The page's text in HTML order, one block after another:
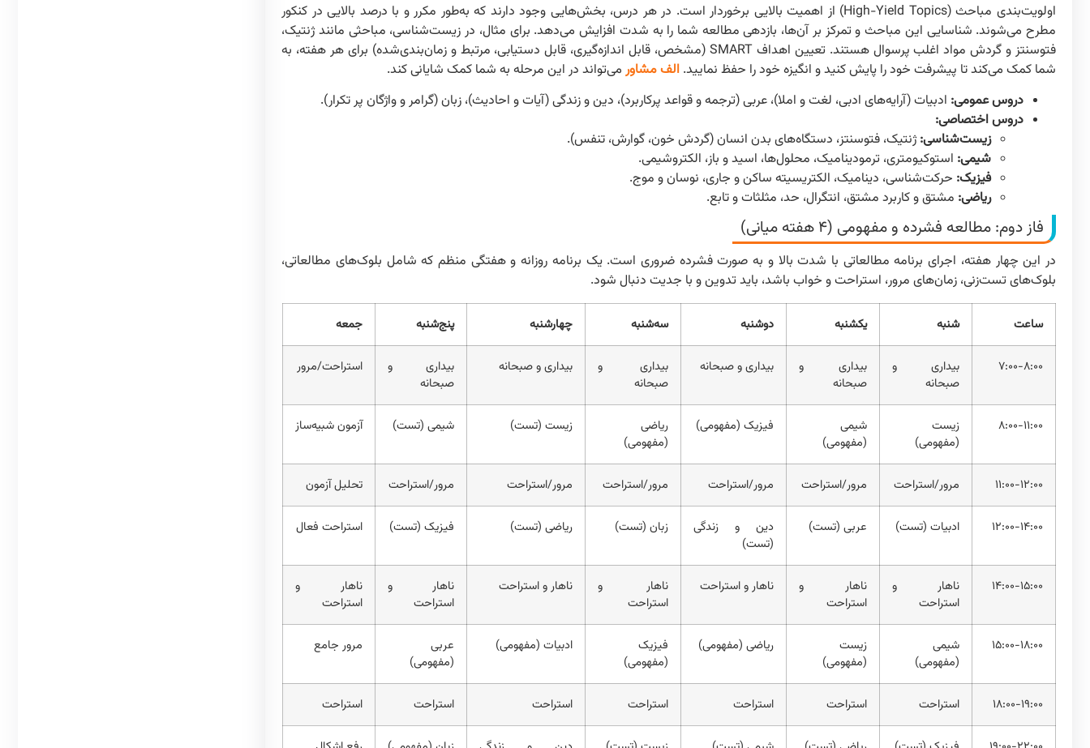
اولویت‌بندی مباحث (High-Yield Topics) از اهمیت بالایی برخوردار است. در هر درس، بخش‌هایی وجود دارند که به‌طور مکرر و با درصد بالایی در کنکور
مطرح می‌شوند. شناسایی این مباحث و تمرکز بر آن‌ها، بازدهی مطالعه شما را به شدت افزایش می‌دهد. برای مثال، در زیست‌شناسی، مباحثی مانند ژنتیک،
فتوسنتز و گردش مواد اغلب پرسوال هستند. تعیین اهداف SMART (مشخص، قابل اندازه‌گیری، قابل دستیابی، مرتبط و زمان‌بندی‌شده) برای هر هفته، به
شما کمک می‌کند تا پیشرفت خود را پایش کنید و انگیزه خود را حفظ نمایید. الف مشاور می‌تواند در این مرحله به شما کمک شایانی کند.
دروس عمومی: ادبیات (آرایه‌های ادبی، لغت و املا)، عربی (ترجمه و قواعد پرکاربرد)، دین و زندگی (آیات و احادیث)، زبان (گرامر و واژگان پر تکرار).
دروس اختصاصی:
زیست‌شناسی:ژنتیک، فتوسنتز، دستگاه‌های بدن انسان (گردش خون، گوارش، تنفس).
شیمی: استوکیومتری، ترمودینامیک، محلول‌ها، اسید و باز، الکتروشیمی.
فیزیک: حرکت‌شناسی، دینامیک، الکتریسیته ساکن و جاری، نوسان و موج.
ریاضی: مشتق و کاربرد مشتق، انتگرال، حد، مثلثات و تابع.
فاز دوم: مطالعه فشرده و مفهومی (۴ هفته میانی)
در این چهار هفته، اجرای برنامه مطالعاتی با شدت بالا و به صورت فشرده ضروری است. یک برنامه روزانه و هفتگی منظم که شامل بلوک‌های مطالعاتی،
بلوک‌های تست‌زنی، زمان‌های مرور، استراحت و خواب باشد، باید تدوین و با جدیت دنبال شود.
ساعت شنبه یکشنبه دوشنبه سه‌شنبه چهارشنبه پنج‌شنبه جمعه
۷:۰۰-۸:۰۰
بیداری و
صبحانه
بیداری و
صبحانه
بیداری و صبحانه
بیداری و
صبحانه
بیداری و صبحانه
بیداری و
صبحانه
استراحت/مرور
۸:۰۰-۱۱:۰۰
زیست
(مفهومی)
شیمی
(مفهومی)
فیزیک (مفهومی)
ریاضی
(مفهومی)
زیست (تست) شیمی (تست) آزمون شبیه‌ساز
۱۱:۰۰-۱۲:۰۰ مرور/استراحت مرور/استراحت مرور/استراحت مرور/استراحت مرور/استراحت مرور/استراحت تحلیل آزمون
۱۲:۰۰-۱۴:۰۰ ادبیات (تست) عربی (تست)
دین و زندگی
(تست)
زبان (تست) ریاضی (تست) فیزیک (تست) استراحت فعال
۱۴:۰۰-۱۵:۰۰
ناهار و
استراحت
ناهار و
استراحت
ناهار و استراحت
ناهار و
استراحت
ناهار و استراحت
ناهار و
استراحت
ناهار و
استراحت
۱۵:۰۰-۱۸:۰۰
شیمی
(مفهومی)
زیست
(مفهومی)
ریاضی (مفهومی)
فیزیک
(مفهومی)
ادبیات (مفهومی)
عربی
(مفهومی)
مرور جامع
۱۸:۰۰-۱۹:۰۰ استراحت استراحت استراحت استراحت استراحت استراحت استراحت